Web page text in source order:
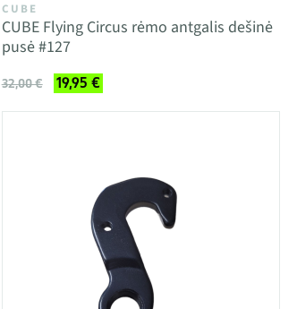
CUBE
CUBE Flying Circus rėmo antgalis dešinė
pusė #127
32,00 € 19,95 €